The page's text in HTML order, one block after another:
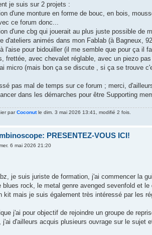
je suis sur 2 projets :
d'une monture en forme de bouc, en bois,
ce forum donc...
d'une cbg qui jouerait au plus juste possible de
d'ateliers animés dans mon Fablab (à Bagneux,
l'aise pour bidouiller (il me semble que pour ça il
frettée, avec chevalet réglable, avec un piezo
micro (mais bon ça se discute , si ça se trouve
pas mal de temps sur ce forum ; merci,
dans les démarches pour être Supporting
parCoconutle dim. 3 mai 2026 13:41, modifié 2 fois.
PRESENTEZ-VOUS ICI!
6 mai 2026 21:20
je suis juriste de formation, j'ai commencer la
blues rock, le metal genre avenged sevenfold et
kit mais je suis également très intéressé par les
j'ai pour objectif de rejoindre un groupe de
j'ai d'ailleurs acquis plusieurs ouvrage sur le sujet